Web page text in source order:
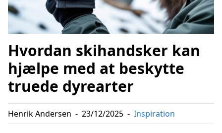
Hvordan skihandsker kan
hjælpe med at beskytte
truede dyrearter
Henrik Andersen - 23/12/2025 - Inspiration